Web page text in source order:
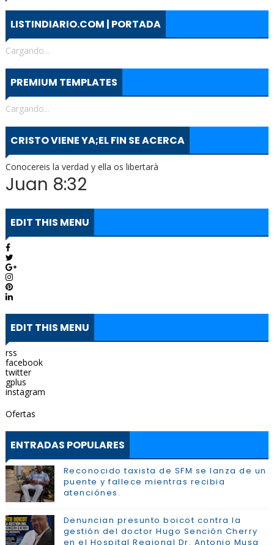
LISTINDIARIO.COM | PORTADA
Cargando...
PREMIUM TEMPLATES
Cargando...
CRISTO VIENE YA;EL FIN SE ACERCA
Conocereis la verdad y ella os libertarà
Juan 8:32
EDIT THIS MENU
EDIT THIS MENU
rss
facebook
twitter
gplus
instagram
Ofertas
ENTRADAS POPULARES
Reconocido taxista de SFM se lanza de un
puente y fallece mientras recibia
atenciónes.
Denuncian presunto boicot contra la
gestión del doctor Hugo Sención Cherry
en el Hospital Regional Dr. Antonio Musa